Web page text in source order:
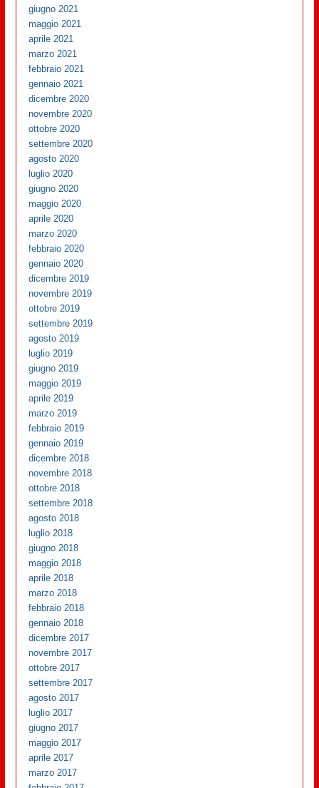
giugno 2021
maggio 2021
aprile 2021
marzo 2021
febbraio 2021
gennaio 2021
dicembre 2020
novembre 2020
ottobre 2020
settembre 2020
agosto 2020
luglio 2020
giugno 2020
maggio 2020
aprile 2020
marzo 2020
febbraio 2020
gennaio 2020
dicembre 2019
novembre 2019
ottobre 2019
settembre 2019
agosto 2019
luglio 2019
giugno 2019
maggio 2019
aprile 2019
marzo 2019
febbraio 2019
gennaio 2019
dicembre 2018
novembre 2018
ottobre 2018
settembre 2018
agosto 2018
luglio 2018
giugno 2018
maggio 2018
aprile 2018
marzo 2018
febbraio 2018
gennaio 2018
dicembre 2017
novembre 2017
ottobre 2017
settembre 2017
agosto 2017
luglio 2017
giugno 2017
maggio 2017
aprile 2017
marzo 2017